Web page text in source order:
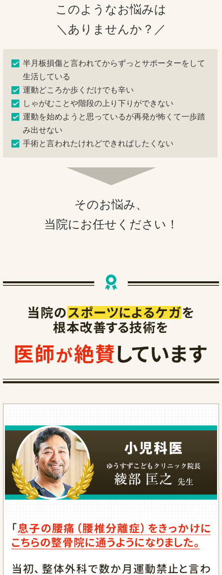
このようなお悩みは
＼ありませんか？／
半月板損傷と言われてからずっとサポーターをして
生活している
運動どころか歩くだけでも辛い
しゃがむことや階段の上り下りができない
運動を始めようと思っているが再発が怖くて一歩踏
み出せない
手術と言われたけれどできればしたくない
そのお悩み、
当院にお任せください！